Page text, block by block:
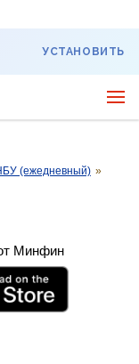
УСТАНОВИТЬ
(ежедневный) »
Минфин